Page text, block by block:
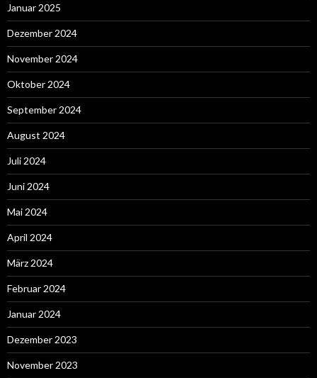
Januar 2025
Dezember 2024
November 2024
Oktober 2024
September 2024
August 2024
Juli 2024
Juni 2024
Mai 2024
April 2024
März 2024
Februar 2024
Januar 2024
Dezember 2023
November 2023